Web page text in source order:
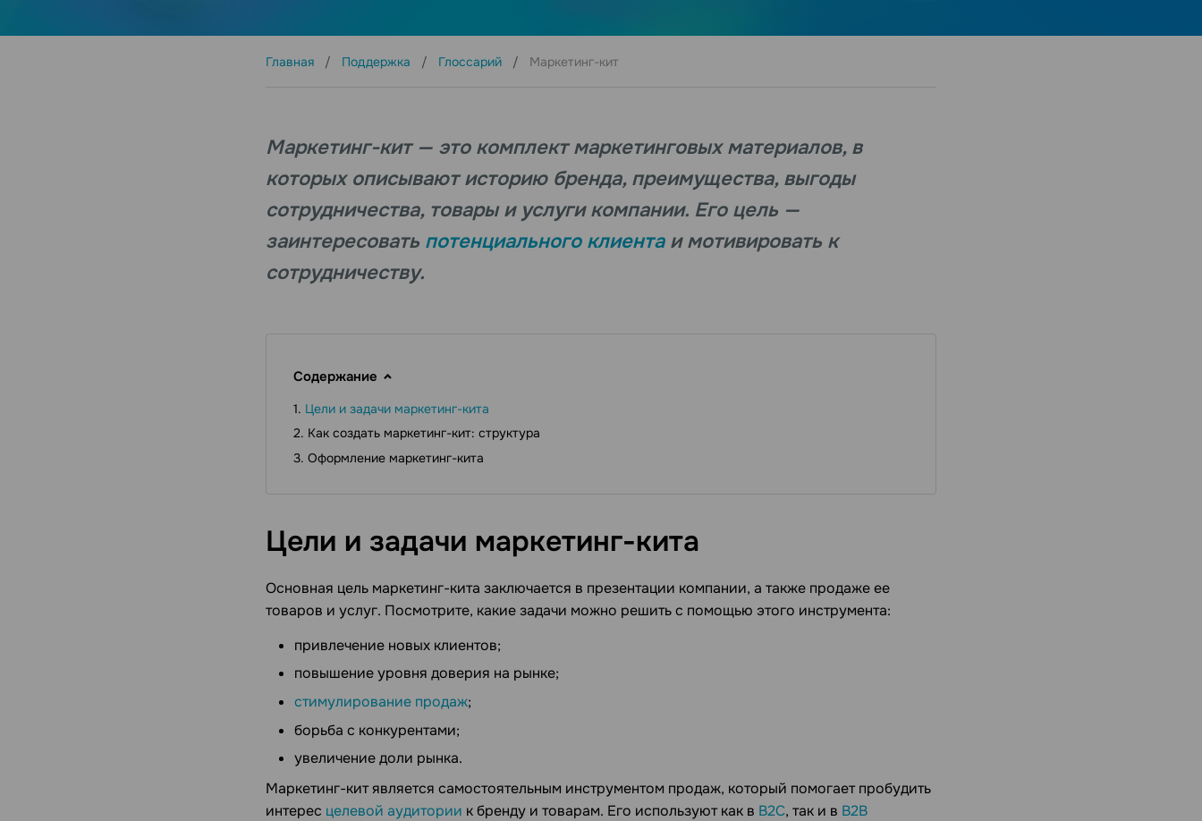
Главная Поддержка Глоссарий Маркетинг-кит
Маркетинг-кит — это комплект маркетинговых материалов, в
которых описывают историю бренда, преимущества, выгоды
сотрудничества, товары и услуги компании. Его цель —
заинтересовать потенциального клиентаи мотивировать к
сотрудничеству.
Содержание
Цели и задачи маркетинг-кита
Как создать маркетинг-кит: структура
Оформление маркетинг-кита
Цели и задачи маркетинг-кита
Основная цель маркетинг-кита заключается в презентации компании, а также продаже ее
товаров и услуг. Посмотрите, какие задачи можно решить с помощью этого инструмента:
привлечение новых клиентов;
повышение уровня доверия на рынке;
стимулирование продаж;
борьба с конкурентами;
увеличение доли рынка.
Маркетинг-кит является самостоятельным инструментом продаж, который помогает пробудить
интерес целевой аудитории к бренду и товарам. Его используют как в B2C, так и в B2B